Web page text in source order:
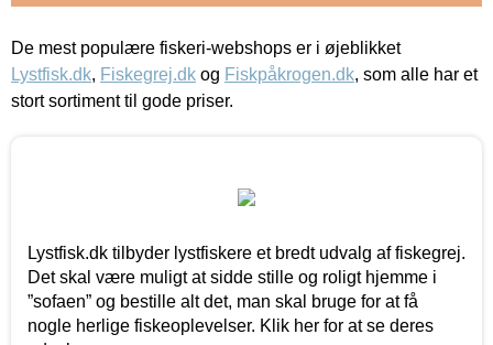
De mest populære fiskeri-webshops er i øjeblikket
Lystfisk.dk, Fiskegrej.dk og Fiskpåkrogen.dk, som alle har et
stort sortiment til gode priser.
Lystfisk.dk tilbyder lystfiskere et bredt udvalg af fiskegrej.
Det skal være muligt at sidde stille og roligt hjemme i
”sofaen” og bestille alt det, man skal bruge for at få
nogle herlige fiskeoplevelser. Klik her for at se deres